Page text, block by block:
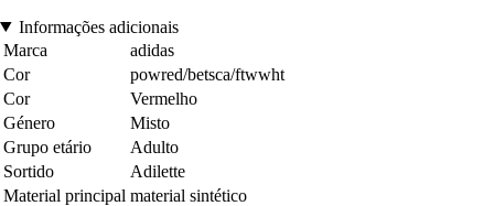
Informações adicionais
Marca
adidas
Cor
powred/betsca/ftwwht
Cor
Vermelho
Género
Misto
Grupo etário
Adulto
Sortido
Adilette
Material principal material sintético